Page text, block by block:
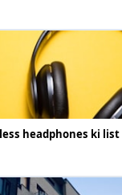
headphones ki